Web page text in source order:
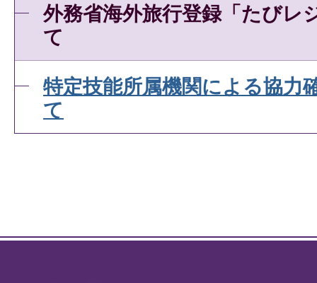
外務省海外旅行登録「たびレ
て
特定技能所属機関による協力
て